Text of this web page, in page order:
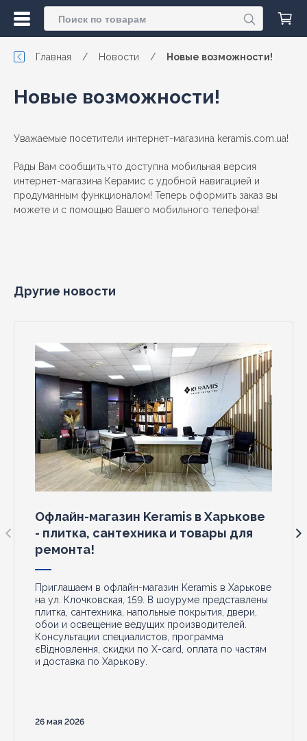
Главная / Новости / Новые возможности!
Новые возможности!
Уважаемые посетители интернет-магазина keramis.com.ua!
Рады Вам сообщить,что доступна мобильная версия
интернет-магазина Керамис с удобной навигацией и
продуманным функционалом! Теперь оформить заказ вы
можете и с помощью Вашего мобильного телефона!
Другие новости
Офлайн-магазин Keramis в Харькове
- плитка, сантехника и товары для
ремонта!
Приглашаем в офлайн-магазин Keramis в Харькове
на ул. Клочковская, 159. В шоуруме представлены
плитка, сантехника, напольные покрытия, двери,
обои и освещение ведущих производителей.
Консультации специалистов, программа
єВідновлення, скидки по X-card, оплата по частям
и доставка по Харькову.
26 мая 2026